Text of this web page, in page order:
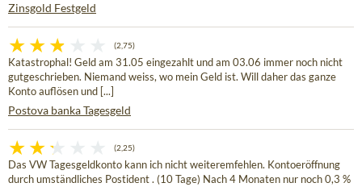
Zinsgold Festgeld
(2,75)
Katastrophal! Geld am 31.05 eingezahlt und am 03.06 immer noch nicht
gutgeschrieben. Niemand weiss, wo mein Geld ist. Will daher das ganze
Konto auflösen und [...]
Postova banka Tagesgeld
(2,25)
Das VW Tagesgeldkonto kann ich nicht weiteremfehlen. Kontoeröffnung
durch umständliches Postident . (10 Tage) Nach 4 Monaten nur noch 0,3 %